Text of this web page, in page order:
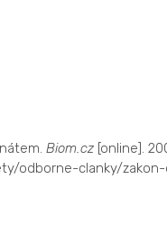
Biom.cz[online].
odborne-clanky/